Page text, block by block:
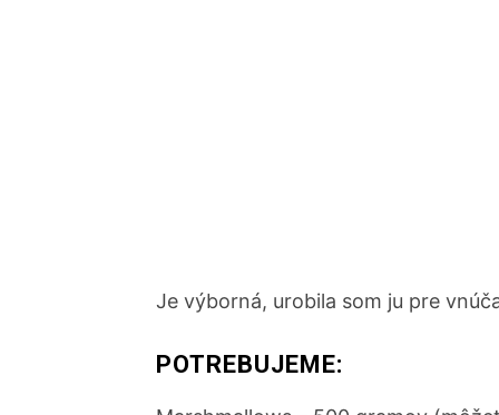
Je výborná, urobila som ju pre
POTREBUJEME: